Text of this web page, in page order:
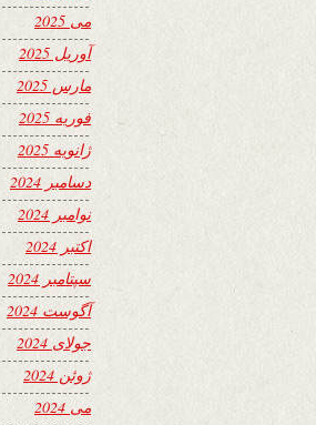
می 2025
آوریل 2025
مارس 2025
فوریه 2025
ژانویه 2025
دسامبر 2024
نوامبر 2024
اکتبر 2024
سپتامبر 2024
آگوست 2024
جولای 2024
ژوئن 2024
می 2024